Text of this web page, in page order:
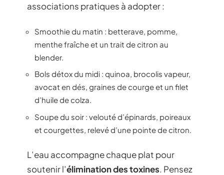
associations pratiques à adopter :
Smoothie du matin : betterave, pomme,
menthe fraîche et un trait de citron au
blender.
Bols détox du midi : quinoa, brocolis vapeur,
avocat en dés, graines de courge et un filet
d’huile de colza.
Soupe du soir : velouté d’épinards, poireaux
et courgettes, relevé d’une pointe de citron.
L’eau accompagne chaque plat pour
soutenir l’élimination des toxines. Pensez